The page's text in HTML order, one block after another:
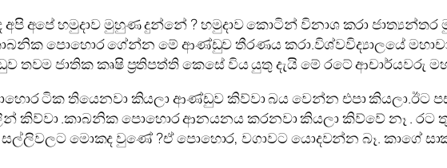
හමුදාව මුහුණ දුන්නේ ? හමුදාව කොටින් විනාශ කරා ජාත්‍යන්තර
පොහොර ගේන්න මේ ආණ්ඩුව තීරණය කරා.විශ්වවිද්‍යාලයේ
ජාතික කෘෂි ප්‍රතිපත්ති කෙසේ විය යුතු දැයි මේ රටේ ආචාර්යවරු
ටික තියෙනවා කියලා ආණ්ඩුව කිව්වා බය වෙන්න එපා කියලා.ඊට
.කාබනික පොහොර ආනයනය කරනවා කියලා කිව්වේ නෑ . රට
මොකද වුණේ ?ඒ පොහොර, වගාවට යොදවන්න බෑ. කාගේ